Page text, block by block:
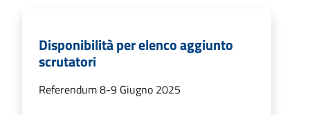
Disponibilità per elenco aggiunto
scrutatori
Referendum 8-9 Giugno 2025